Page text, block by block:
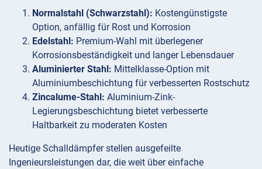
Normalstahl (Schwarzstahl): Kostengünstigste
Option, anfällig für Rost und Korrosion
Edelstahl: Premium-Wahl mit überlegener
Korrosionsbeständigkeit und langer Lebensdauer
Aluminierter Stahl: Mittelklasse-Option mit
Aluminiumbeschichtung für verbesserten Rostschutz
Zincalume-Stahl: Aluminium-Zink-
Legierungsbeschichtung bietet verbesserte
Haltbarkeit zu moderaten Kosten
Heutige Schalldämpfer stellen ausgefeilte
Ingenieursleistungen dar, die weit über einfache